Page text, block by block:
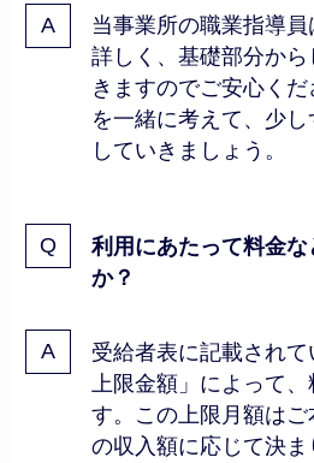
当事業所の職業指導
詳しく、基礎部分か
きますのでご安心く
を一緒に考えて、少
していきましょう。
利用にあたって料金
か？
受給者表に記載され
上限金額」によって
す。この上限月額はご
の収入額に応じて決